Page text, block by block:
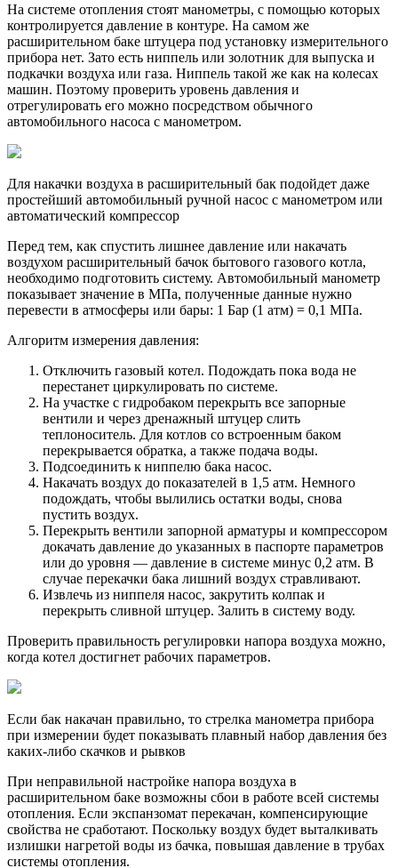
На системе отопления стоят манометры, с помощью которых
контролируется давление в контуре. На самом же
расширительном баке штуцера под установку измерительного
прибора нет. Зато есть ниппель или золотник для выпуска и
подкачки воздуха или газа. Ниппель такой же как на колесах
машин. Поэтому проверить уровень давления и
отрегулировать его можно посредством обычного
автомобильного насоса с манометром.
Для накачки воздуха в расширительный бак подойдет даже
простейший автомобильный ручной насос с манометром или
автоматический компрессор
Перед тем, как спустить лишнее давление или накачать
воздухом расширительный бачок бытового газового котла,
необходимо подготовить систему. Автомобильный манометр
показывает значение в МПа, полученные данные нужно
перевести в атмосферы или бары: 1 Бар (1 атм) = 0,1 МПа.
Алгоритм измерения давления:
Отключить газовый котел. Подождать пока вода не
перестанет циркулировать по системе.
На участке с гидробаком перекрыть все запорные
вентили и через дренажный штуцер слить
теплоноситель. Для котлов со встроенным баком
перекрывается обратка, а также подача воды.
Подсоединить к ниппелю бака насос.
Накачать воздух до показателей в 1,5 атм. Немного
подождать, чтобы вылились остатки воды, снова
пустить воздух.
Перекрыть вентили запорной арматуры и компрессором
докачать давление до указанных в паспорте параметров
или до уровня — давление в системе минус 0,2 атм. В
случае перекачки бака лишний воздух стравливают.
Извлечь из ниппеля насос, закрутить колпак и
перекрыть сливной штуцер. Залить в систему воду.
Проверить правильность регулировки напора воздуха можно,
когда котел достигнет рабочих параметров.
Если бак накачан правильно, то стрелка манометра прибора
при измерении будет показывать плавный набор давления без
каких-либо скачков и рывков
При неправильной настройке напора воздуха в
расширительном баке возможны сбои в работе всей системы
отопления. Если экспанзомат перекачан, компенсирующие
свойства не сработают. Поскольку воздух будет выталкивать
излишки нагретой воды из бачка, повышая давление в трубах
системы отопления.